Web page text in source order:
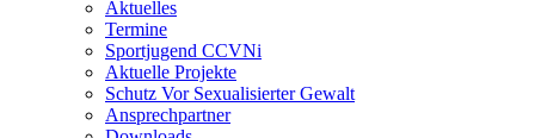
Aktuelles
Termine
Sportjugend CCVNi
Aktuelle Projekte
Schutz Vor Sexualisierter Gewalt
Ansprechpartner